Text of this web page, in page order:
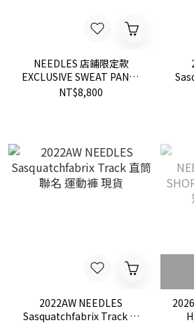
NEEDLES 店鋪限定款
EXCLUSIVE SWEAT PANTS
套裝 重磅 長褲 垂墜
NT$8,800
2022AW NEEDLES
Sasquatchfabrix Track 直